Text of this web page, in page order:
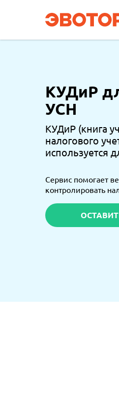
КУДиР
УСН
Сервис помогает
контролировать
КУДиР (книга
налогового
используется